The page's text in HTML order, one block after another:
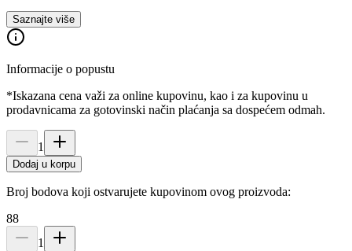
Saznajte više
Informacije o popustu
*Iskazana cena važi za online kupovinu, kao i za kupovinu u
prodavnicama za gotovinski način plaćanja sa dospećem odmah.
1
Dodaj u korpu
Broj bodova koji ostvarujete kupovinom ovog proizvoda:
88
1